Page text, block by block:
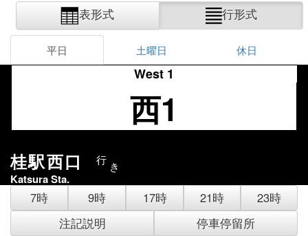
表形式 行形式
平日 土曜日 休日
West 1
西1
桂駅西口 行 き
Katsura Sta.
7時 9時 17時 21時
23時
注記説明
停車停留所